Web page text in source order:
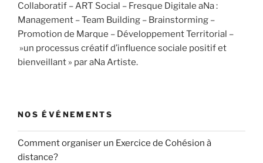
Collaboratif – ART Social – Fresque Digitale aNa :
Management – Team Building – Brainstorming –
Promotion de Marque – Développement Territorial –
»un processus créatif d’influence sociale positif et
bienveillant » par aNa Artiste.
NOS ÉVÉNEMENTS
Comment organiser un Exercice de Cohésion à
distance?